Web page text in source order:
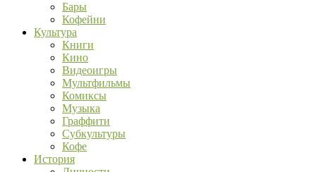
Бары
Кофейни
Культура
Книги
Кино
Видеоигры
Мультфильмы
Комиксы
Музыка
Граффити
Субкультуры
Кофе
История